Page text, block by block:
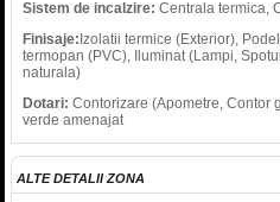
Sistem de incalzire: Centrala termica,
Finisaje: Izolatii termice (Exterior),
termopan (PVC), Iluminat (Lampi,
naturala)
Dotari: Contorizare (Apometre, Contor
verde amenajat
ALTE DETALII ZONA